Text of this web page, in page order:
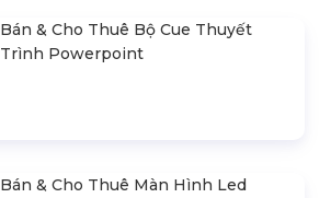
Bán & Cho Thuê Bộ Cue Thuyết
Trình Powerpoint
Bán & Cho Thuê Màn Hình Led